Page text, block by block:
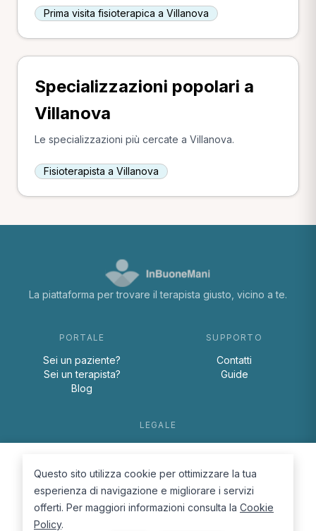
Prima visita fisioterapica a Villanova
Specializzazioni popolari a
Villanova
Le specializzazioni più cercate a Villanova.
Fisioterapista a Villanova
La piattaforma per trovare il terapista giusto, vicino a te.
PORTALE
Sei un paziente?
Sei un terapista?
Blog
SUPPORTO
Contatti
Guide
LEGALE
Cookie Policy
Questo sito utilizza cookie per ottimizzare la tua
esperienza di navigazione e migliorare i servizi
offerti. Per maggiori informazioni consulta la Cookie
Policy.